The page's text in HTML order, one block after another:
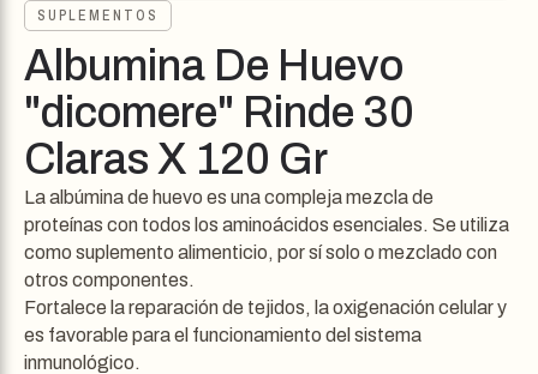
SUPLEMENTOS
Albumina De Huevo
"dicomere" Rinde 30
Claras X 120 Gr
La albúmina de huevo es una compleja mezcla de
proteínas con todos los aminoácidos esenciales. Se utiliza
como suplemento alimenticio, por sí solo o mezclado con
otros componentes.
Fortalece la reparación de tejidos, la oxigenación celular y
es favorable para el funcionamiento del sistema
inmunológico.